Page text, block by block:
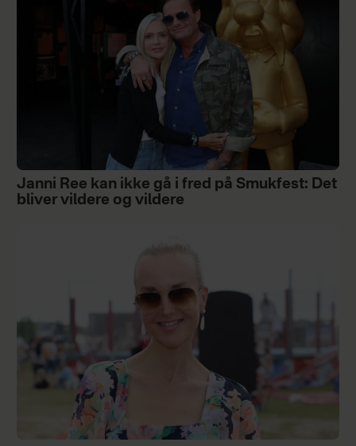
Janni Ree kan ikke gå i fred på Smukfest: Det
bliver vildere og vildere